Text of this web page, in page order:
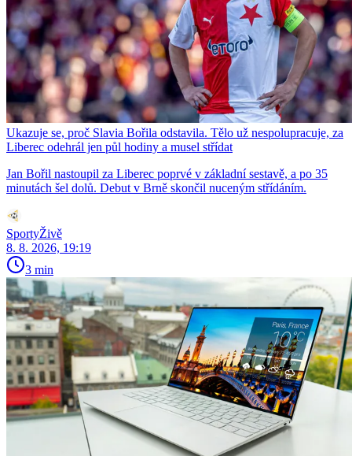
Ukazuje se, proč Slavia Bořila odstavila. Tělo už nespolupracuje, za
Liberec odehrál jen půl hodiny a musel střídat
Jan Bořil nastoupil za Liberec poprvé v základní sestavě, a po 35
minutách šel dolů. Debut v Brně skončil nuceným střídáním.
SportyŽivě
8. 8. 2026, 19:19
3 min